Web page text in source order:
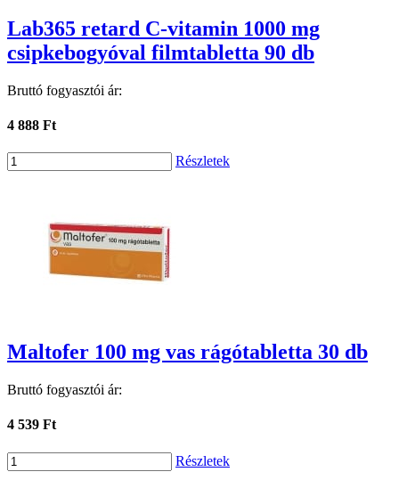
Lab365 retard C-vitamin 1000 mg
csipkebogyóval filmtabletta 90 db
Bruttó fogyasztói ár:
4 888 Ft
Részletek
Maltofer 100 mg vas rágótabletta 30 db
Bruttó fogyasztói ár:
4 539 Ft
Részletek